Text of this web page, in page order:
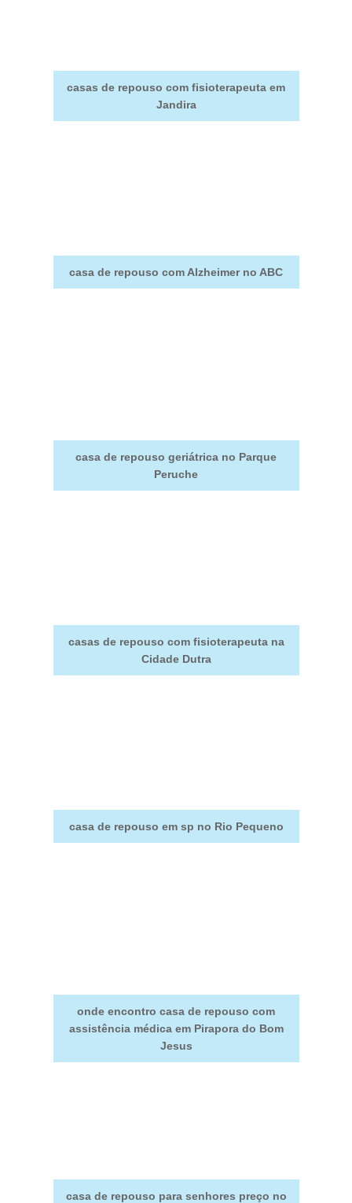
casas de repouso com fisioterapeuta em
Jandira
casa de repouso com Alzheimer no ABC
casa de repouso geriátrica no Parque
Peruche
casas de repouso com fisioterapeuta na
Cidade Dutra
casa de repouso em sp no Rio Pequeno
onde encontro casa de repouso com
assistência médica em Pirapora do Bom
Jesus
casa de repouso para senhores preço no